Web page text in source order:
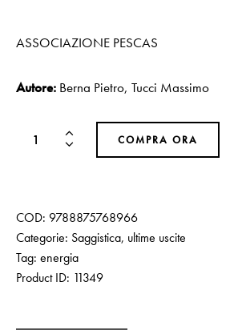
ASSOCIAZIONE PESCAS
Autore: Berna Pietro, Tucci Massimo
COMPRA ORA
COD: 9788875768966
Categorie: Saggistica, ultime uscite
Tag: energia
Product ID: 11349